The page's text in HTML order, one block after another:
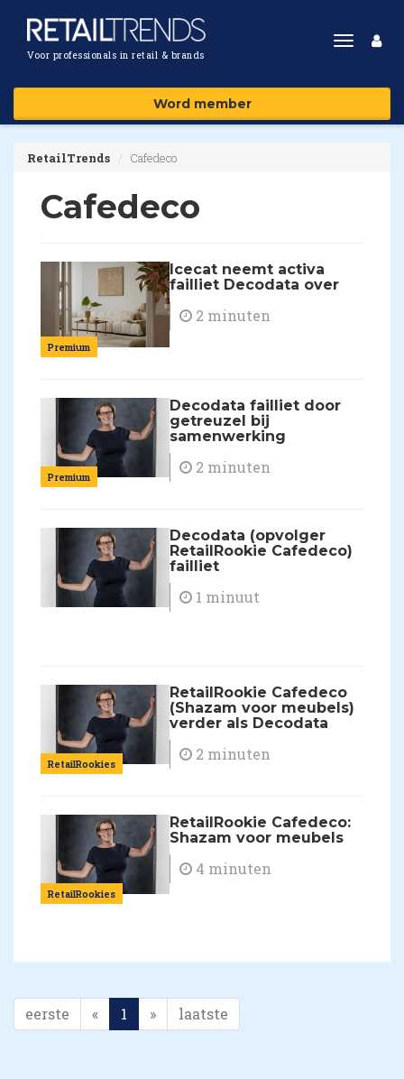
Voor professionals in retail & brands
Toggle
Word member
RetailTrends Cafedeco
Cafedeco
Premium
Icecat neemt activa
failliet Decodata over
2 minuten
Premium
Decodata failliet door
getreuzel bij
samenwerking
2 minuten
Decodata (opvolger
RetailRookie Cafedeco)
failliet
1 minuut
RetailRookies
RetailRookie Cafedeco
(Shazam voor meubels)
verder als Decodata
2 minuten
RetailRookies
RetailRookie Cafedeco:
Shazam voor meubels
4 minuten
eerste « 1 » laatste